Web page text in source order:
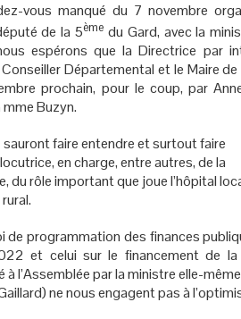
vous manqué du 7 novembre
de la 5ème du Gard, avec la
espérons que la Directrice par
Départemental et le Maire de
prochain, pour le coup, par
Buzyn.
faire entendre et surtout faire
en charge, entre autres, de la
du rôle important que joue l’hôpital
de programmation des finances
et celui sur le financement de la
à l’Assemblée par la ministre elle-
ne nous engagent pas à